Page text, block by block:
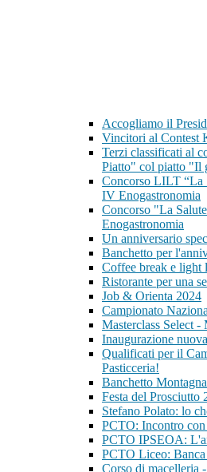
Accogliamo il
Vincitori al Contest
Terzi classificati al
Piatto" col piatto "Il
Concorso LILT “La
IV Enogastronomia
Concorso "La
Enogastronomia
Un anniversario
Banchetto per
Coffee break e light
Ristorante per una
Job & Orienta 2024
Campionato
Masterclass Select -
Inaugurazione
Qualificati per il
Pasticceria!
Banchetto
Festa del Prosciutto
Stefano Polato: lo
PCTO: Incontro
PCTO IPSEOA:
PCTO Liceo:
Corso di macelleria